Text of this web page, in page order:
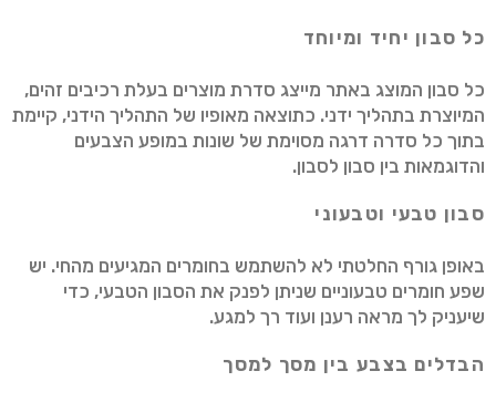
כל סבון יחיד ומיוחד
כל סבון המוצג באתר מייצג סדרת מוצרים בעלת רכיבים זהים,
המיוצרת בתהליך ידני. כתוצאה מאופיו של התהליך הידני, קיימת
בתוך כל סדרה דרגה מסוימת של שונות במופע הצבעים
והדוגמאות בין סבון לסבון.
סבון טבעי וטבעוני
באופן גורף החלטתי לא להשתמש בחומרים המגיעים מהחי. יש
שפע חומרים טבעוניים שניתן לפנק את הסבון הטבעי, כדי
שיעניק לך מראה רענן ועוד רך למגע.
הבדלים בצבע בין מסך למסך